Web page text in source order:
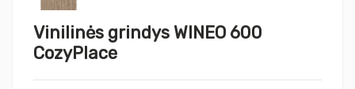
Vinilinės grindys WINEO 600
CozyPlace